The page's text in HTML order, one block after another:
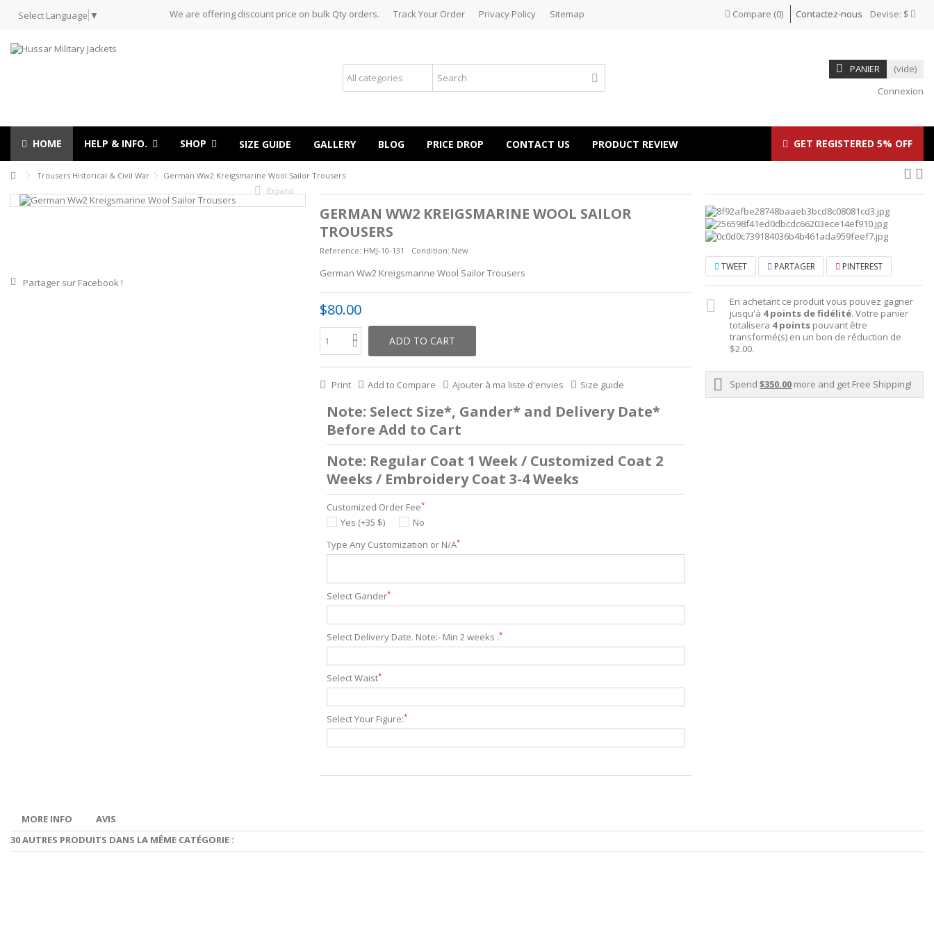
Select Language ▼ Devise: $
Contactez-nous
We are offering discount price on bulk Qty orders. Track Your Order Privacy Policy Sitemap Compare (0)
PANIER
(vide)
Connexion
HOME HELP & INFO. SHOP SIZE GUIDE GALLERY BLOG PRICE DROP CONTACT US GET REGISTERED 5% OFF
PRODUCT REVIEW
Trousers Historical & Civil War
German Ww2 Kreigsmarine Wool Sailor Trousers
Expand
Partager sur Facebook !
GERMAN WW2 KREIGSMARINE WOOL SAILOR
TROUSERS
Reference: HMJ-10-131 Condition: New
German Ww2 Kreigsmarine Wool Sailor Trousers
$80.00
ADD TO CART
Print Add to Compare Ajouter à ma liste d'envies Size guide
Note: Select Size*, Gander* and Delivery Date*
Before Add to Cart
Note: Regular Coat 1 Week / Customized Coat 2
Weeks / Embroidery Coat 3-4 Weeks
Customized Order Fee*
Yes (+35 $)
No
Type Any Customization or N/A*
Select Gander*
Select Delivery Date. Note:- Min 2 weeks .*
Select Waist*
Select Your Figure:*
TWEET PARTAGER PINTEREST
En achetant ce produit vous pouvez gagner
jusqu'à 4points de fidélité. Votre panier
totalisera 4points pouvant être
transformé(s) en un bon de réduction de
$2.00.
Spend$350.00 more and get Free Shipping!
MORE INFO
AVIS
30 AUTRES PRODUITS DANS LA MÊME CATÉGORIE :